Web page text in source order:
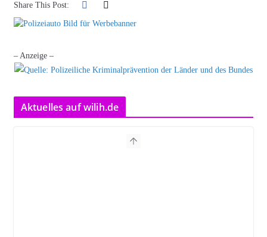
Share This Post:
– Anzeige –
Aktuelles auf wilih.de